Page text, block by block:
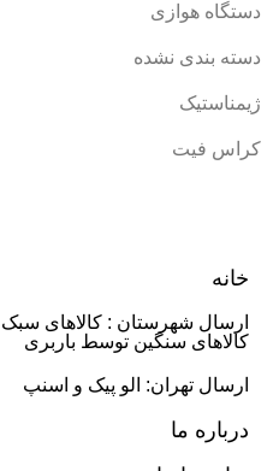
دستگاه هوازی
دسته بندی نشده
ژیمناستیک
کراس فیت
خانه
ارسال شهرستان : کالاهای
کالاهای سنگین توسط باربری
ارسال تهران: الو پیک و اسنپ
درباره ما